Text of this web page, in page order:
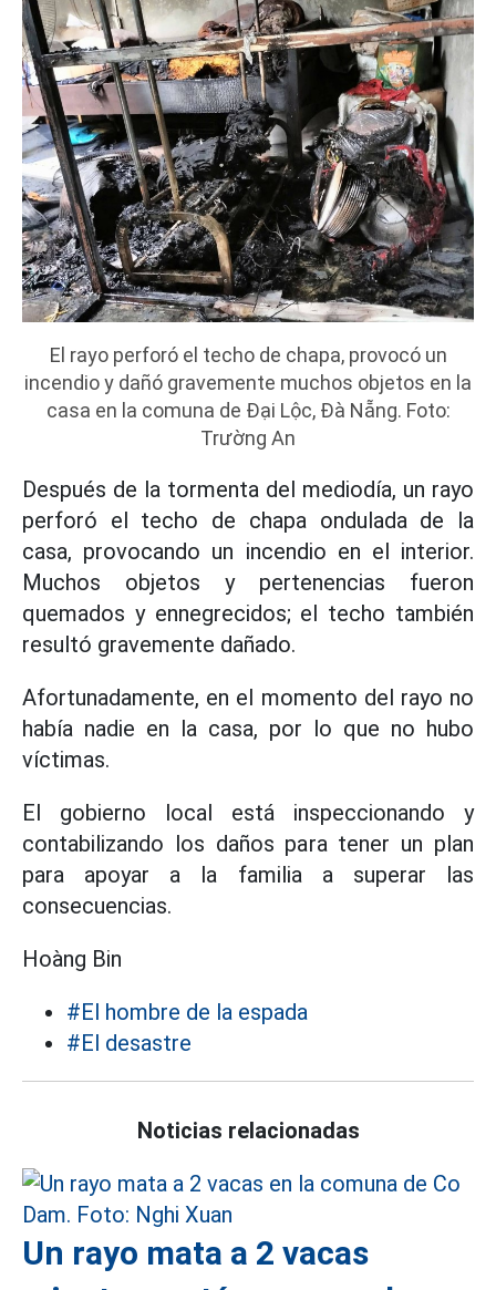
El rayo perforó el techo de chapa, provocó un
incendio y dañó gravemente muchos objetos en la
casa en la comuna de Đại Lộc, Đà Nẵng. Foto:
Trường An
Después de la tormenta del mediodía, un rayo
perforó el techo de chapa ondulada de la
casa, provocando un incendio en el interior.
Muchos objetos y pertenencias fueron
quemados y ennegrecidos; el techo también
resultó gravemente dañado.
Afortunadamente, en el momento del rayo no
había nadie en la casa, por lo que no hubo
víctimas.
El gobierno local está inspeccionando y
contabilizando los daños para tener un plan
para apoyar a la familia a superar las
consecuencias.
Hoàng Bin
#El hombre de la espada
#El desastre
Noticias relacionadas
Un rayo mata a 2 vacas